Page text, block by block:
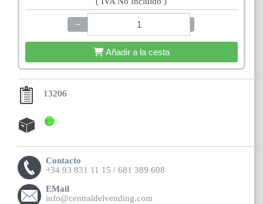
−
Añadir a la cesta
13206
Contacto
+34 93 831 11 15 / 681 389 608
EMail
info@centraldelvending.com